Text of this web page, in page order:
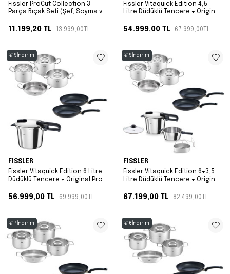
Fissler ProCut Collection 3
Parça Bıçak Seti (Şef, Soyma ve
11.199,20 TL 13.999,00TL
Fissler Vitaquick Edition 4,5
Litre Düdüklü Tencere + Original
Tava Seti
54.999,00 TL 67.999,00TL
%19 İndirim
FISSLER
Fissler Vitaquick Edition 6 Litre
Düdüklü Tencere + Original Profi
Seti
56.999,00 TL 69.999,00TL
%19 İndirim
FISSLER
Fissler Vitaquick Edition 6+3,5
Litre Düdüklü Tencere + Original
Tava Seti
67.199,00 TL 82.499,00TL
%17 İndirim %16 İndirim